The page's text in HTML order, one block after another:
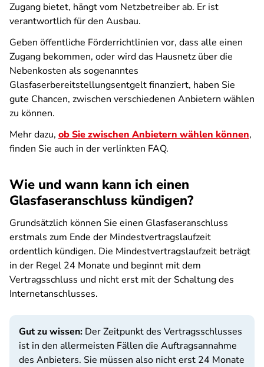
Zugang bietet, hängt vom Netzbetreiber ab. Er ist
verantwortlich für den Ausbau.
Geben öffentliche Förderrichtlinien vor, dass alle einen
Zugang bekommen, oder wird das Hausnetz über die
Nebenkosten als sogenanntes
Glasfaserbereitstellungsentgelt finanziert, haben Sie
gute Chancen, zwischen verschiedenen Anbietern wählen
zu können.
Mehr dazu, ob Sie zwischen Anbietern wählen können,
finden Sie auch in der verlinkten FAQ.
Wie und wann kann ich einen
Glasfaseranschluss kündigen?
Grundsätzlich können Sie einen Glasfaseranschluss
erstmals zum Ende der Mindestvertragslaufzeit
ordentlich kündigen. Die Mindestvertragslaufzeit beträgt
in der Regel 24 Monate und beginnt mit dem
Vertragsschluss und nicht erst mit der Schaltung des
Internetanschlusses.
Gut zu wissen: Der Zeitpunkt des Vertragsschlusses
ist in den allermeisten Fällen die Auftragsannahme
des Anbieters. Sie müssen also nicht erst 24 Monate